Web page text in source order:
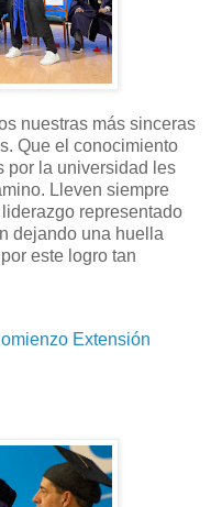
nuestras más sinceras
Que el conocimiento
por la universidad les
Lleven siempre
representado
dejando una huella
este logro tan
Extensión